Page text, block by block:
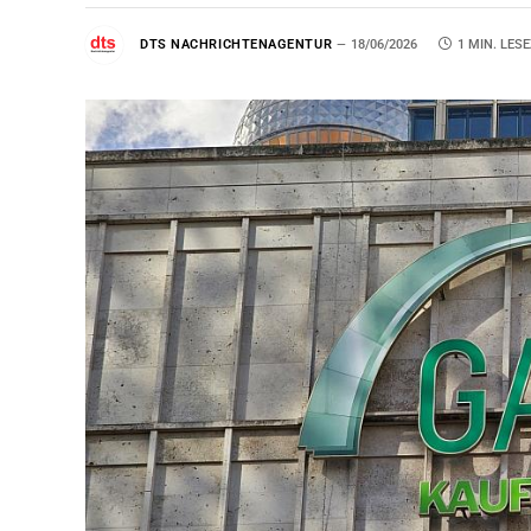
DTS NACHRICHTENAGENTUR 18/06/2026 1 MIN.